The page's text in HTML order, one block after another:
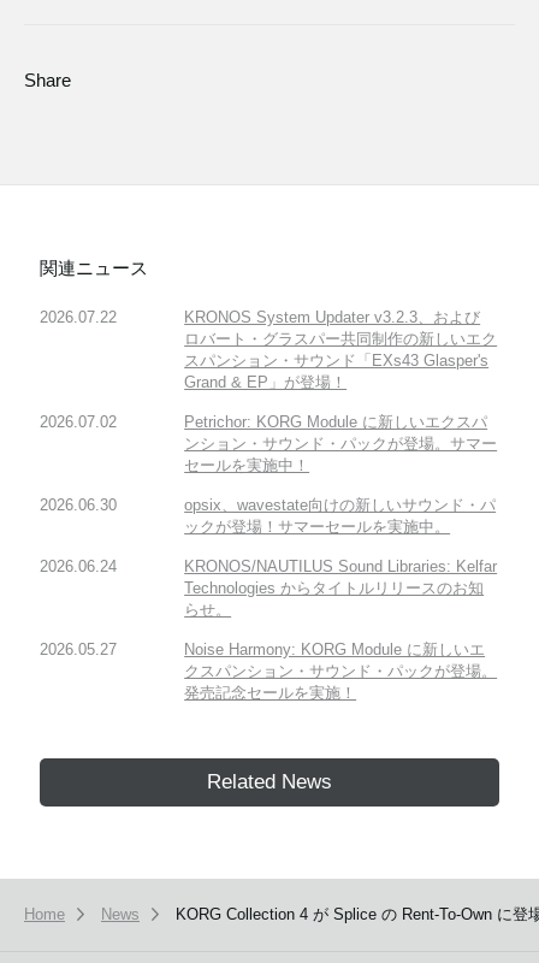
Share
関連ニュース
2026.07.22
KRONOS System Updater v3.2.3、および
ロバート・グラスパー共同制作の新しいエク
スパンション・サウンド「EXs43 Glasper's
Grand & EP」が登場！
2026.07.02
Petrichor: KORG Module に新しいエクスパ
ンション・サウンド・パックが登場。サマー
セールを実施中！
2026.06.30
opsix、wavestate向けの新しいサウンド・パ
ックが登場！サマーセールを実施中。
2026.06.24
KRONOS/NAUTILUS Sound Libraries: Kelfar
Technologies からタイトルリリースのお知
らせ。
2026.05.27
Noise Harmony: KORG Module に新しいエ
クスパンション・サウンド・パックが登場。
発売記念セールを実施！
Related News
Home News KORG Collection 4 が Splice の Rent-To-Own に登